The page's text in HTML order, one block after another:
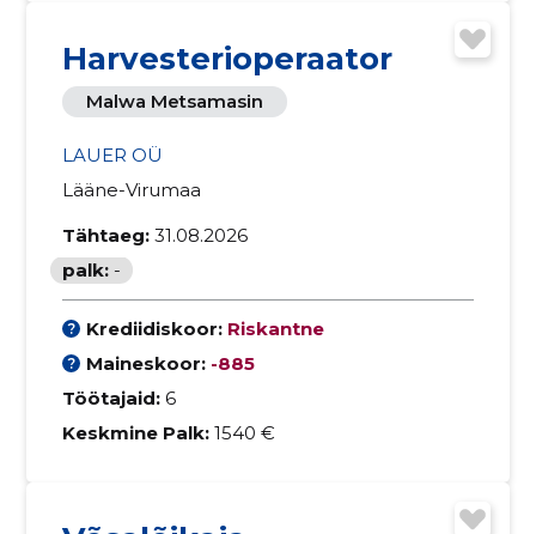
Harvesterioperaator
Malwa Metsamasin
LAUER OÜ
Lääne-Virumaa
Tähtaeg: 31.08.2026
palk: -
Krediidiskoor: Riskantne
Maineskoor: -885
Töötajaid: 6
Keskmine Palk: 1540 €